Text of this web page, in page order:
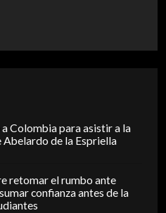
Colombia para asistir a la
Abelardo de la Espriella
retomar el rumbo ante
confianza antes de la